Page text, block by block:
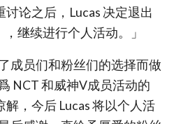
讨论之后，Lucas 决定退出
继续进行个人活动。」
成员们和粉丝们的选择而做
NCT 和威神V成员活动的
解，今后 Lucas 将以个人活